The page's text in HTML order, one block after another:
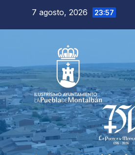
7 agosto, 2026 23:57